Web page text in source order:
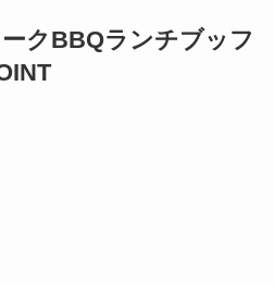
ークBBQランチブッフ